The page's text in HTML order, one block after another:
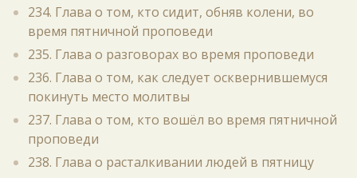
234. Глава о том, кто сидит, обняв колени, во
время пятничной проповеди
235. Глава о разговорах во время проповеди
236. Глава о том, как следует осквернившемуся
покинуть место молитвы
237. Глава о том, кто вошёл во время пятничной
проповеди
238. Глава о расталкивании людей в пятницу